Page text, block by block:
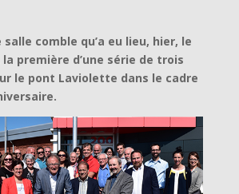
salle comble qu’a eu lieu, hier, le
première d’une série de trois
le pont Laviolette dans le cadre